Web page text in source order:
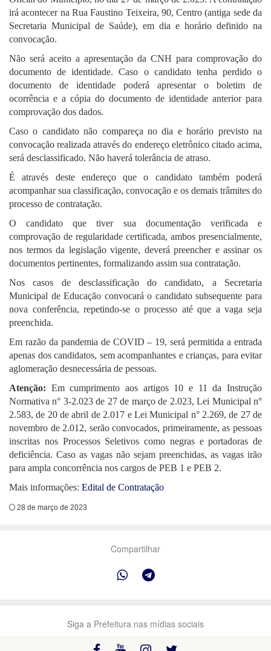
irá acontecer na Rua Faustino Teixeira, 90, Centro (antiga sede da
Secretaria Municipal de Saúde), em dia e horário definido na
convocação.
Não será aceito a apresentação da CNH para comprovação do
documento de identidade. Caso o candidato tenha perdido o
documento de identidade poderá apresentar o boletim de
ocorrência e a cópia do documento de identidade anterior para
comprovação dos dados.
Caso o candidato não compareça no dia e horário previsto na
convocação realizada através do endereço eletrônico citado acima,
será desclassificado. Não haverá tolerância de atraso.
É através deste endereço que o candidato também poderá
acompanhar sua classificação, convocação e os demais trâmites do
processo de contratação.
O candidato que tiver sua documentação verificada e
comprovação de regularidade certificada, ambos presencialmente,
nos termos da legislação vigente, deverá preencher e assinar os
documentos pertinentes, formalizando assim sua contratação.
Nos casos de desclassificação do candidato, a Secretaria
Municipal de Educação convocará o candidato subsequente para
nova conferência, repetindo-se o processo até que a vaga seja
preenchida.
Em razão da pandemia de COVID – 19, será permitida a entrada
apenas dos candidatos, sem acompanhantes e crianças, para evitar
aglomeração desnecessária de pessoas.
Atenção: Em cumprimento aos artigos 10 e 11 da Instrução
Normativa n° 3-2.023 de 27 de março de 2.023, Lei Municipal n°
2.583, de 20 de abril de 2.017 e Lei Municipal n° 2.269, de 27 de
novembro de 2.012, serão convocados, primeiramente, as pessoas
inscritas nos Processos Seletivos como negras e portadoras de
deficiência. Caso as vagas não sejam preenchidas, as vagas irão
para ampla concorrência nos cargos de PEB 1 e PEB 2.
Mais informações: Edital de Contratação
28 de março de 2023
Compartilhar
Siga a Prefeitura nas mídias sociais